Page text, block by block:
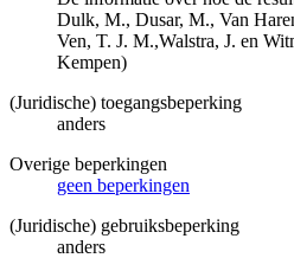
Dulk, M., Dusar, M., Van
Ven, T. J. M.,Walstra, J. en
Kempen)
(Juridische) toegangsbeperking
anders
Overige beperkingen
geen beperkingen
(Juridische) gebruiksbeperking
anders